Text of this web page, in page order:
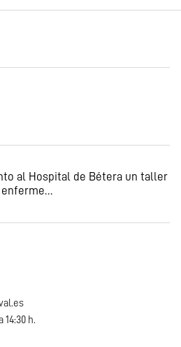
al Hospital de Bétera un taller
enferme…
h.